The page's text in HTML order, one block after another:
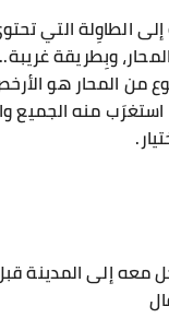
الطاوِلة التي
وبِطريقة
من المحار هو
منه الجميع
إلى المدينة